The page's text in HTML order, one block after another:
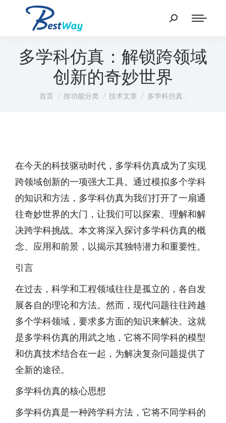
多学科仿真：解锁跨领域
创新的奇妙世界
您在这里：
首页 按功能分类 技术文章 多学科仿真…
在今天的科技驱动时代，多学科仿真成为了实现
跨领域创新的一项强大工具。通过模拟多个学科
的知识和方法，多学科仿真为我们打开了一扇通
往奇妙世界的大门，让我们可以探索、理解和解
决跨学科挑战。本文将深入探讨多学科仿真的概
念、应用和前景，以揭示其独特潜力和重要性。
引言
在过去，科学和工程领域往往是孤立的，各自发
展各自的理论和方法。然而，现代问题往往跨越
多个学科领域，要求多方面的知识来解决。这就
是多学科仿真的用武之地，它将不同学科的模型
和仿真技术结合在一起，为解决复杂问题提供了
全新的途径。
多学科仿真的核心思想
多学科仿真是一种跨学科方法，它将不同学科的